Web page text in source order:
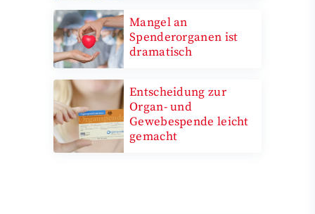
Mangel an
Spenderorganen ist
dramatisch
Entscheidung zur
Organ- und
Gewebespende leicht
gemacht